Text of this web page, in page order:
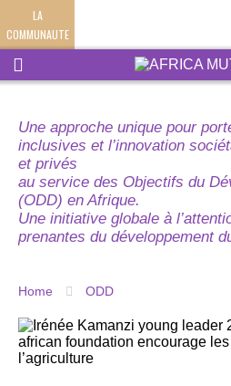
LA
COMMUNAUTE
Une approche unique pour
inclusives et l’innovation
et privés
au service des Objectifs du
(ODD) en Afrique.
Une initiative globale à
prenantes du développement
Home ODD